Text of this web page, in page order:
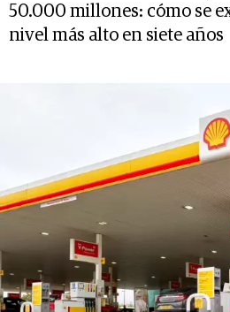
50.000 millones: cómo se
nivel más alto en siete años